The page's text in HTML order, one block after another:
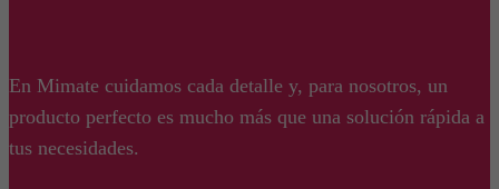
En Mimate cuidamos cada detalle y, para nosotros, un
producto perfecto es mucho más que una solución rápida a
tus necesidades.